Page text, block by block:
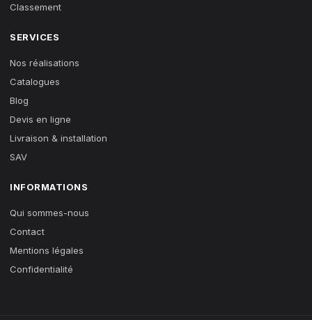
Classement
SERVICES
Nos réalisations
Catalogues
Blog
Devis en ligne
Livraison & installation
SAV
INFORMATIONS
Qui sommes-nous
Contact
Mentions légales
Confidentialité